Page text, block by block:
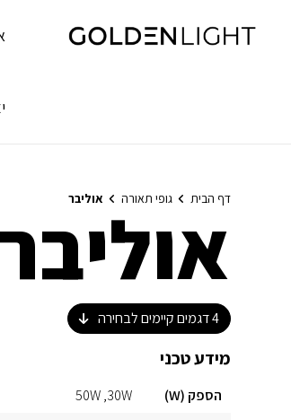
content
דף הבית גופי תאורה אוליבר
אוליבר
4דגמים קיימים לבחירה
מידע טכני
הספק (W) 30W
50W